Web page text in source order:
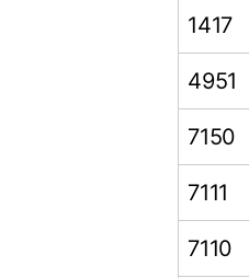
1417
4951
7150
7111
7110